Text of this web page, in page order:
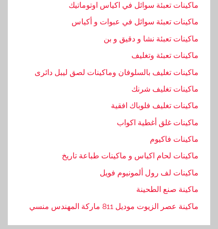
ماكينات تعبئة سوائل في اكياس اوتوماتيك
ماكينات تعبئة سوائل في عبوات و أكياس
ماكينات تعبئة نشا و دقيق و بن
ماكينات تعبئة وتغليف
ماكينات تغليف بالسلوفان وماكينات لصق ليبل دائرى
ماكينات تغليف شرنك
ماكينات تغليف فلوباك افقية
ماكينات غلق أغطية اكواب
ماكينات فاكيوم
ماكينات لحام اكياس و ماكينات طباعة تاريخ
ماكينات لف رول ألمونيوم فويل
ماكينة صنع الطحينة
ماكينة عصر الزيوت موديل 811 ماركة المهندس منسي